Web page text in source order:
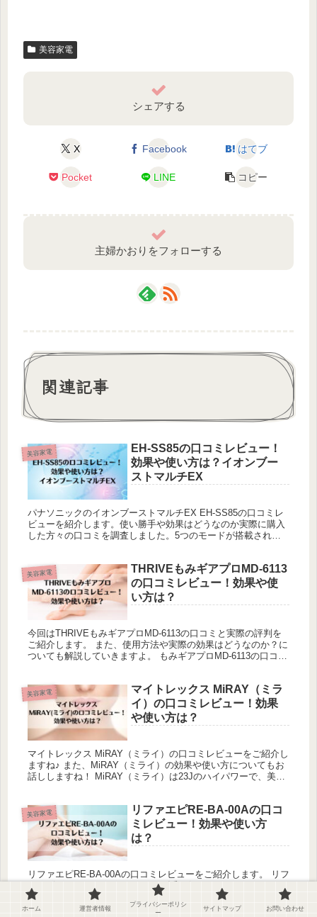
美容家電
シェアする
X Facebook はてブ
Pocket LINE コピー
主婦かおりをフォローする
関連記事
美容家電
EH-SS85の口コミレビュー！
効果や使い方は？イオンブー
ストマルチEX
パナソニックのイオンブーストマルチEX EH-SS85の口コミレ
ビューを紹介します。使い勝手や効果はどうなのか実際に購入
した方々の口コミを調査しました。5つのモードが搭載されて
美容家電
THRIVEもみギアプロMD-6113
の口コミレビュー！効果や使
い方は？
今回はTHRIVEもみギアプロMD-6113の口コミと実際の評判を
ご紹介します。 また、使用方法や実際の効果はどうなのか？に
ついても解説していきますよ。 もみギアプロMD-6113の口コ
美容家電
マイトレックス MiRAY（ミラ
イ）の口コミレビュー！効果
や使い方は？
マイトレックス MiRAY（ミライ）の口コミレビューをご紹介し
ますね♪ また、MiRAY（ミライ）の効果や使い方についてもお
話ししますね！ MiRAY（ミライ）は23Jのハイパワーで、美肌
美容家電
リファエピRE-BA-00Aの口コ
ミレビュー！効果や使い方
は？
リファエピRE-BA-00Aの口コミレビューをご紹介します。 リフ
ァエピRE-BA-00Aの口コミは ムダ毛が気にならなくなってきた
痛みが少ない 操作が簡単で使いやすい コスパが良い とポジテ
ィブな意見がかなり多かったですよ。 リファ独自...
ホーム 運営者情報
プライバシーポリシ
ー
サイトマップ お問い合わせ